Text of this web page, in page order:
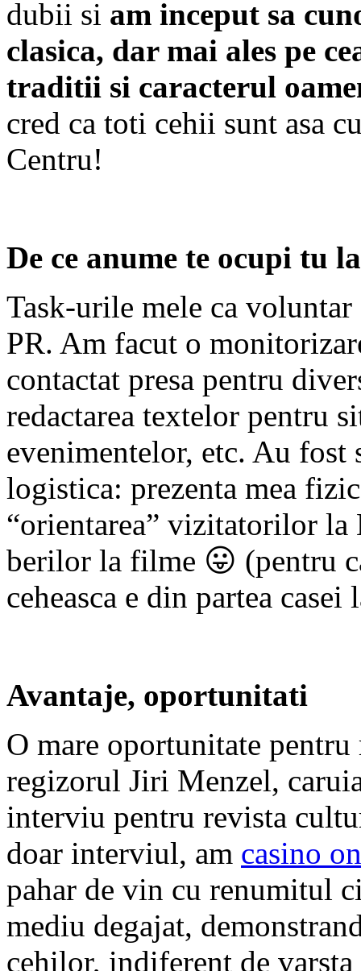
dubii si am inceput sa
clasica, dar mai ales pe
traditii si caracterul
cred ca toti cehii sunt asa
Centru!
De ce anume te ocupi tu
Task-urile mele ca
PR. Am facut o
contactat presa pentru
redactarea textelor pentru
evenimentelor, etc. Au fost
logistica: prezenta mea
“orientarea” vizitatorilor la
berilor la filme 😛 (pentru
ceheasca e din partea
Avantaje, oportunitati
O mare oportunitate
regizorul Jiri Menzel,
interviu pentru revista
doar interviul, am casino
pahar de vin cu renumitul
mediu degajat,
cehilor, indiferent de